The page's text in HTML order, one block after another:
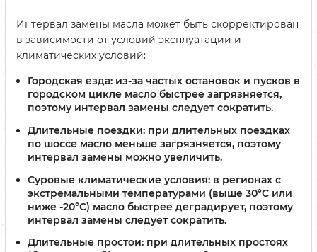
Интервал замены масла может быть скорректирован
в зависимости от условий эксплуатации и
климатических условий:
Городская езда: из-за частых остановок и пусков в
городском цикле масло быстрее загрязняется,
поэтому интервал замены следует сократить.
Длительные поездки: при длительных поездках
по шоссе масло меньше загрязняется, поэтому
интервал замены можно увеличить.
Суровые климатические условия: в регионах с
экстремальными температурами (выше 30°C или
ниже -20°C) масло быстрее деградирует, поэтому
интервал замены следует сократить.
Длительные простои: при длительных простоях